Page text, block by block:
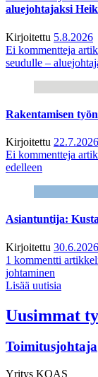
aluejohtajaksi
Kirjoitettu 5.8.2026
Ei kommentteja
seudulle –
Rakentamisen
Kirjoitettu 22.7.2026
Ei kommentteja
edelleen
Asiantuntija:
Kirjoitettu 30.6.2026
1 kommentti
johtaminen
Lisää uutisia
Uusimmat
Toimitusjohtaja
Yritys KOAS